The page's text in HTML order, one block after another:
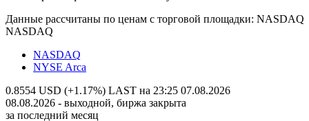
Данные рассчитаны по ценам с торговой площадки: NASDAQ
NASDAQ
NASDAQ
NYSE Arca
0.8554 USD (+1.17%) LAST на 23:25 07.08.2026
08.08.2026 - выходной, биржа закрыта
за последний месяц